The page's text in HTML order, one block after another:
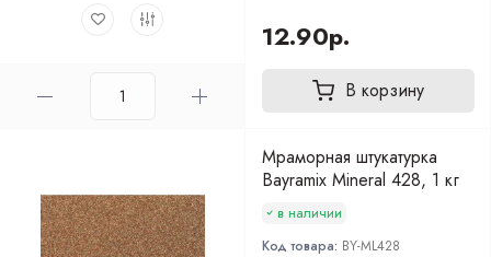
12.90р.
В корзину
Мраморная штукатурка
Bayramix Mineral 428, 1 кг
в наличии
Код товара: BY-ML428